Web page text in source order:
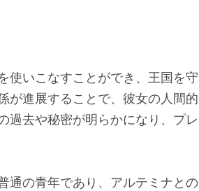
使いこなすことができ、王国を守
が進展することで、彼女の人間的
過去や秘密が明らかになり、プレ
通の青年であり、アルテミナとの